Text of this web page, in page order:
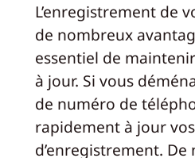
L’enregistrement de
de nombreux
essentiel de
à jour. Si vous
de numéro de
rapidement à jour
d’enregistrement.